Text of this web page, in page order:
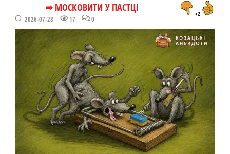
➦ МОСКОВИТИ У ПАСТЦІ
2026-07-28 17 0
+2